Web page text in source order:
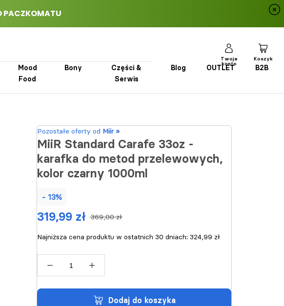
Mood
Food
Bony
Części &
Serwis
Blog OUTLET B2B
Twoje
konto
Koszyk
Pozostałe oferty od Miir »
MiiR Standard Carafe 33oz -
karafka do metod przelewowych,
kolor czarny 1000ml
- 13%
369,00 zł
319,99 zł
Najniższa cena produktu w ostatnich 30 dniach: 324,99 zł
dodaj do koszyka